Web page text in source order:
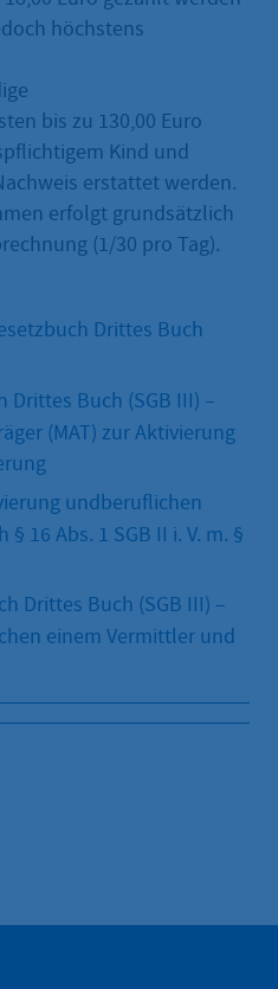
höchstens
bis zu 130,00 Euro
Kind und
erstattet werden.
erfolgt grundsätzlich
(1/30 pro Tag).
Drittes Buch
Drittes Buch (SGB III) –
(MAT) zur Aktivierung
undberuflichen
16 Abs. 1 SGB II i. V. m. §
Drittes Buch (SGB III) –
einem Vermittler und